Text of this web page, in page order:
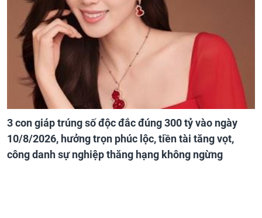
3 con giáp trúng số độc đắc đúng 300 tỷ vào ngày
10/8/2026, hưởng trọn phúc lộc, tiền tài tăng vọt,
công danh sự nghiệp thăng hạng không ngừng